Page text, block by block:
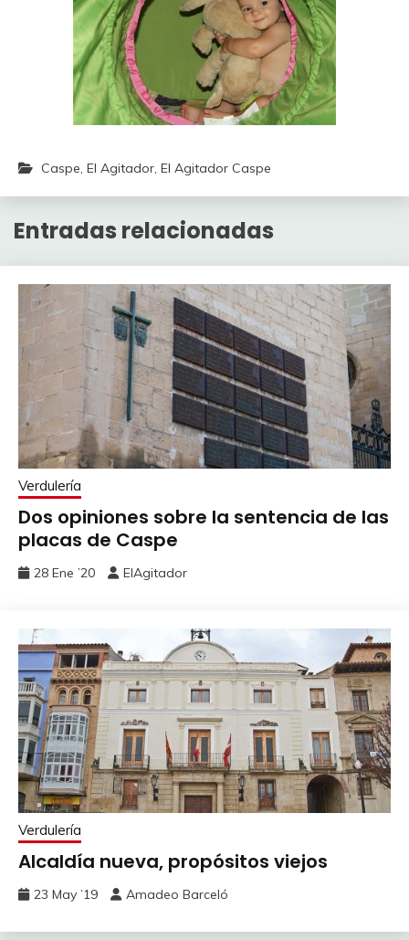
Caspe, El Agitador, El Agitador Caspe
Entradas relacionadas
Verdulería
Dos opiniones sobre la sentencia de las
placas de Caspe
28 Ene ’20 ElAgitador
Verdulería
Alcaldía nueva, propósitos viejos
23 May ’19 Amadeo Barceló